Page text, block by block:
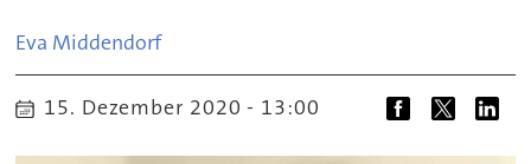
Eva Middendorf
15. Dezember 2020 - 13:00